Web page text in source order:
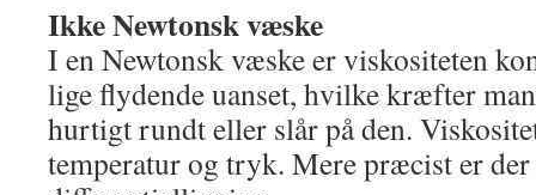
Ikke Newtonsk væske
I en Newtonsk væske er viskositeten
lige flydende uanset, hvilke kræfter
hurtigt rundt eller slår på den.
temperatur og tryk. Mere præcist er